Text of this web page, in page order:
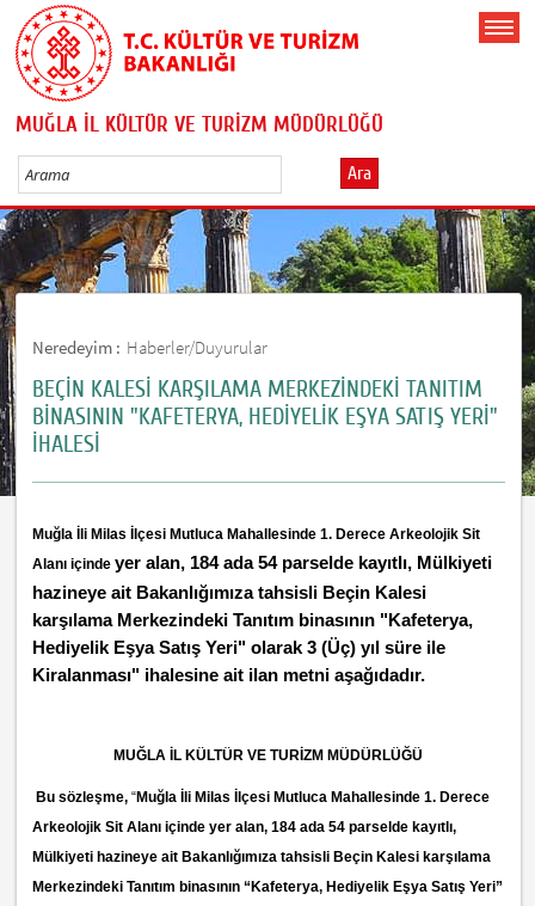
MUĞLA İL KÜLTÜR VE TURİZM MÜDÜRLÜĞÜ
Ara
Neredeyim : Haberler/Duyurular
BEÇİN KALESİ KARŞILAMA MERKEZİNDEKİ TANITIM
BİNASININ "KAFETERYA, HEDİYELİK EŞYA SATIŞ YERİ"
İHALESİ
(a,
Muğla İli Milas İlçesi Mutluca Mahallesinde 1. Derece Arkeolojik Sit
Alanı içindeyer alan, 184 ada 54 parselde kayıtlı, Mülkiyeti
hazineye ait Bakanlığımıza tahsisli Beçin Kalesi
karşılama Merkezindeki Tanıtım binasının "Kafeterya,
Hediyelik Eşya Satış Yeri"olarak 3 (Üç) yıl süre ile
Kiralanması" ihalesine ait ilan metniaşağıdadır.
MUĞLA İL KÜLTÜR VE TURİZM MÜDÜRLÜĞÜ
Bu sözleşme,“Muğla İli Milas İlçesi Mutluca Mahallesinde 1. Derece
Arkeolojik Sit Alanı içinde yer alan, 184 ada 54 parselde kayıtlı,
Mülkiyeti hazineye ait Bakanlığımıza tahsisli Beçin Kalesi karşılama
Merkezindeki Tanıtım binasının “Kafeterya, Hediyelik Eşya Satış Yeri”